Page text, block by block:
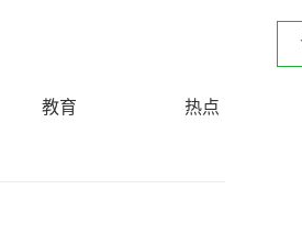
教育 热点